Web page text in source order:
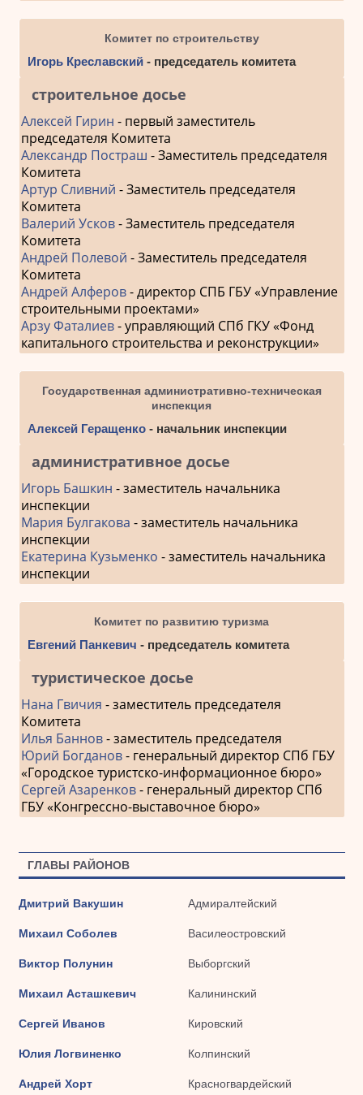
Комитет по строительству
Игорь Креславский - председатель комитета
строительное досье
Алексей Гирин - первый заместитель
председателя Комитета
Александр Постраш - Заместитель председателя
Комитета
Артур Сливний - Заместитель председателя
Комитета
Валерий Усков- Заместитель председателя
Комитета
Андрей Полевой - Заместитель председателя
Комитета
Андрей Алферов- директор СПБ ГБУ «Управление
строительными проектами»
Арзу Фаталиев- управляющий СПб ГКУ «Фонд
капитального строительства и реконструкции»
Государственная административно-техническая
инспекция
Алексей Геращенко- начальник инспекции
административное досье
Игорь Башкин - заместитель начальника
инспекции
Мария Булгакова - заместитель начальника
инспекции
Екатерина Кузьменко - заместитель начальника
инспекции
Комитет по развитию туризма
Евгений Панкевич - председатель комитета
туристическое досье
Нана Гвичия - заместитель председателя
Комитета
Илья Баннов- заместитель председателя
Юрий Богданов- генеральный директор СПб ГБУ
«Городское туристско-информационное бюро»
Сергей Азаренков- генеральный директор СПб
ГБУ «Конгрессно-выставочное бюро»
ГЛАВЫ РАЙОНОВ
Дмитрий Вакушин Адмиралтейский
Михаил Соболев Василеостровский
Виктор Полунин Выборгский
Михаил Асташкевич Калининский
Сергей Иванов Кировский
Юлия Логвиненко Колпинский
Андрей Хорт Красногвардейский